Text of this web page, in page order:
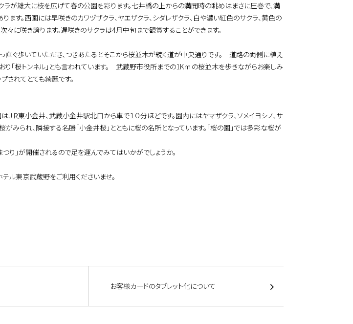
ラが雄大に枝を広げて春の公園を彩ります。七井橋の上からの満開時の眺めはまさに圧巻で、満
す。西園には早咲きのカワヅザクラ、ヤエザクラ、シダレザクラ、白や濃い紅色のサクラ、黄色の
々に咲き誇ります。遅咲きのサクラは4月中旬まで観賞することができます。
ぐ歩いていただき、つきあたるとそこから桜並木が続く道が中央通りです。 道路の両側に植え
り「桜トンネル」とも言われています。 武蔵野市役所までの1Kｍの桜並木を歩きながらお楽しみ
されてとても綺麗です。
Ｒ東小金井、武蔵小金井駅北口から車で１０分ほどです。園内にはヤマザクラ、ソメイヨシノ、サ
みられ、隣接する名勝「小金井桜」とともに桜の名所となっています。「桜の園」では多彩な桜が
り」が開催されるので足を運んでみてはいかがでしょうか。
ル東京武蔵野をご利用くださいませ。
お客様カードのタブレット化について